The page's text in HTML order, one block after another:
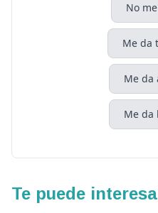
No
Me da
Me da
Me da
Te puede